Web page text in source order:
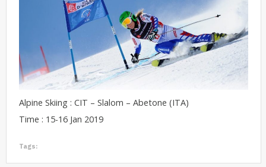
Alpine Skiing : CIT – Slalom – Abetone (ITA)
Time : 15-16 Jan 2019
Tags: